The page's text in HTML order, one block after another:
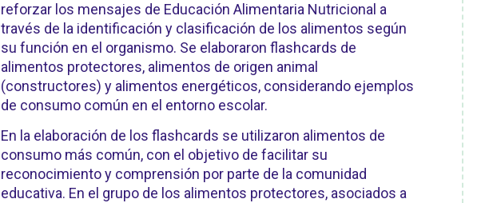
reforzar los mensajes de Educación Alimentaria Nutricional a
través de la identificación y clasificación de los alimentos según
su función en el organismo. Se elaboraron flashcards de
alimentos protectores, alimentos de origen animal
(constructores) y alimentos energéticos, considerando ejemplos
de consumo común en el entorno escolar.
En la elaboración de los flashcards se utilizaron alimentos de
consumo más común, con el objetivo de facilitar su
reconocimiento y comprensión por parte de la comunidad
educativa. En el grupo de los alimentos protectores, asociados a